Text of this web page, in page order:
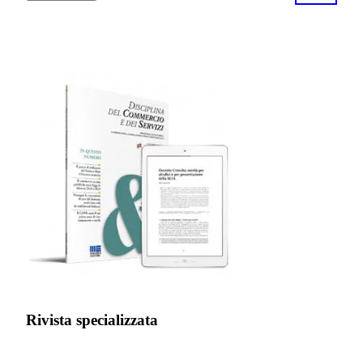
Rivista specializzata